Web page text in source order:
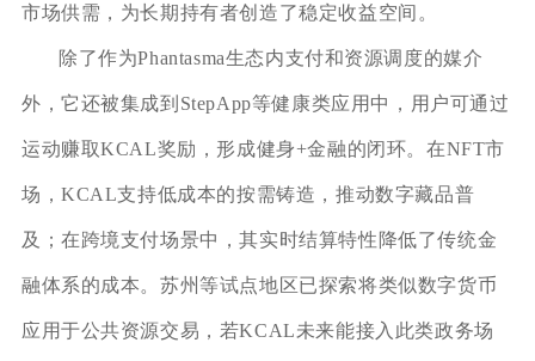
市场供需，为长期持有者创造了稳定收益空间。
除了作为Phantasma生态内支付和资源调度的媒介
外，它还被集成到StepApp等健康类应用中，用户可通过
运动赚取KCAL奖励，形成健身+金融的闭环。在NFT市
场，KCAL支持低成本的按需铸造，推动数字藏品普
及；在跨境支付场景中，其实时结算特性降低了传统金
融体系的成本。苏州等试点地区已探索将类似数字货币
应用于公共资源交易，若KCAL未来能接入此类政务场